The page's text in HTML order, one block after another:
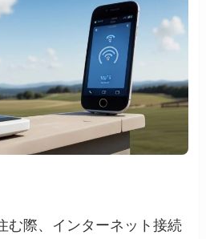
む際、インターネット接続